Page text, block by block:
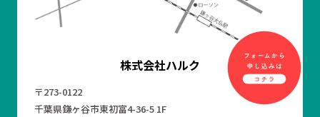
株式会社ハルク
〒273-0122
千葉県鎌ヶ谷市東初富4-36-5 1F